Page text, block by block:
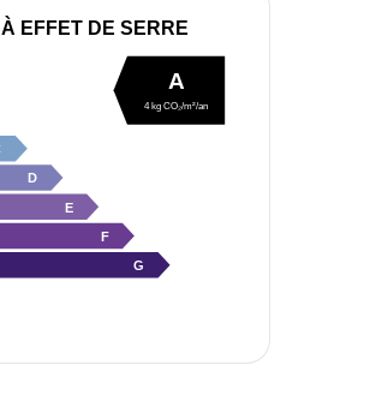
EFFET DE SERRE
D
E
F
G
A
4 kg CO₂/m²/an